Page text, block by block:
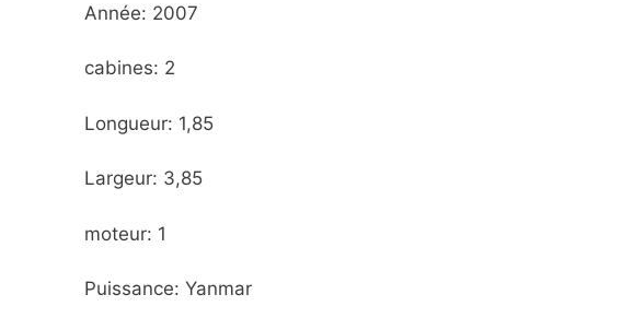
Année: 2007
cabines: 2
Longueur: 1,85
Largeur: 3,85
moteur: 1
Puissance: Yanmar